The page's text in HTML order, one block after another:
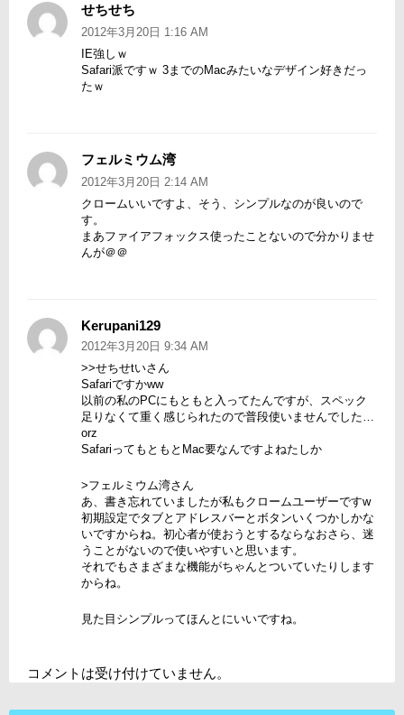
せちせち
り:
2012年3月20日 1:16 AM
IE強しｗ
Safari派ですｗ 3までのMacみたいなデザイン好きだっ
たｗ
フェルミウム湾よ
り:
2012年3月20日 2:14 AM
クロームいいですよ、そう、シンプルなのが良いので
す。
まあファイアフォックス使ったことないので分かりませ
んが＠＠
Kerupani129
り:
2012年3月20日 9:34 AM
>>せちせtいさん
Safariですかww
以前の私のPCにもともと入ってたんですが、スペック
足りなくて重く感じられたので普段使いませんでした…
orz
SafariってもともとMac要なんですよねたしか
>フェルミウム湾さん
あ、書き忘れていましたが私もクロームユーザーですw
初期設定でタブとアドレスバーとボタンいくつかしかな
いですからね。初心者が使おうとするならなおさら、迷
うことがないので使いやすいと思います。
それでもさまざまな機能がちゃんとついていたりします
からね。
見た目シンプルってほんとにいいですね。
コメントは受け付けていません。